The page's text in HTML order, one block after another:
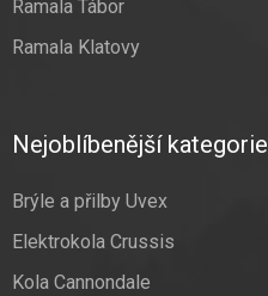
Ramala Tábor
Ramala Klatovy
Nejoblíbenější kategorie
Brýle a přilby Uvex
Elektrokola Crussis
Kola Cannondale